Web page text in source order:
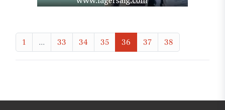
1 ... 33 34 35 36 37 38